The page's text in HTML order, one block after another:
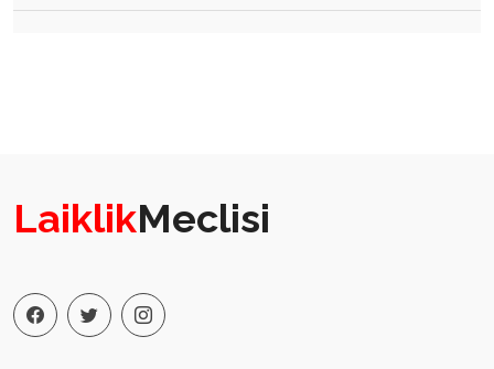
LaiklikMeclisi